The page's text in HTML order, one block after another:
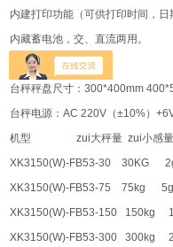
内建打印功能（可供打印时间，日
内藏蓄电池，交、直流两用。
温度范围：0℃～40℃
台秤秤盘尺寸：300*400mm
台秤电源：AC 220V（±10%）
机型 zui大秤量 zui小感量
XK3150(W)-FB53-30 30KG
XK3150(W)-FB53-75 75kg
XK3150(W)-FB53-150
XK3150(W)-FB53-300